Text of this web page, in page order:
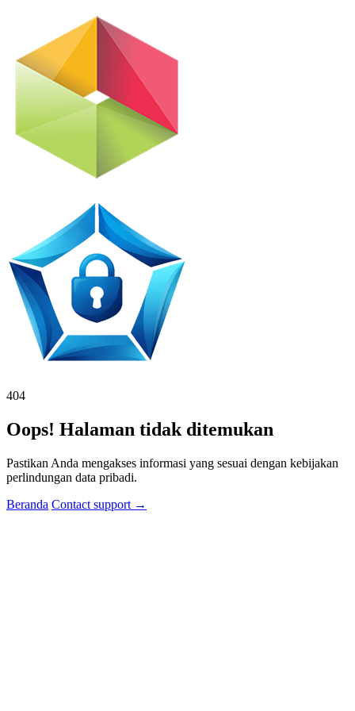
404
Oops! Halaman tidak ditemukan
Pastikan Anda mengakses informasi yang sesuai dengan kebijakan
perlindungan data pribadi.
Beranda Contact support →